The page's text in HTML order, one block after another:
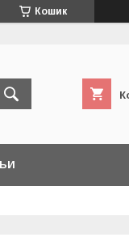
Кошик